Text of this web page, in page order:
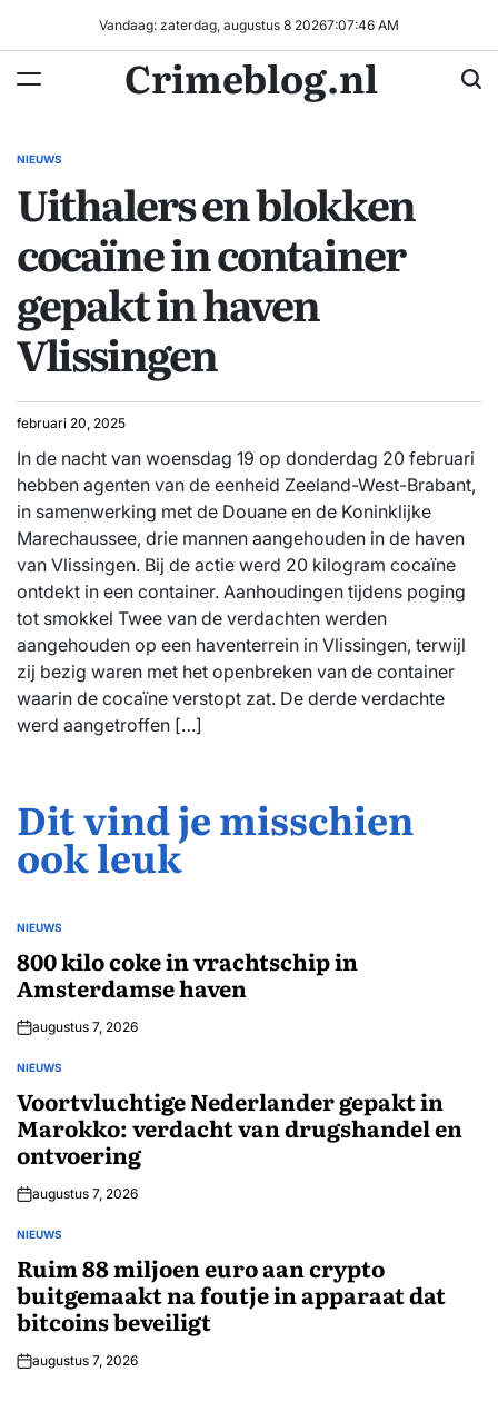
inhoud
Vandaag: zaterdag, augustus 8 20267:07:47 AM
Crimeblog.nl
GEPLAATST
NIEUWS
Uithalers en blokken
cocaïne in container
gepakt in haven
Vlissingen
februari 20, 2025
In de nacht van woensdag 19 op donderdag 20 februari
hebben agenten van de eenheid Zeeland-West-Brabant,
in samenwerking met de Douane en de Koninklijke
Marechaussee, drie mannen aangehouden in de haven
van Vlissingen. Bij de actie werd 20 kilogram cocaïne
ontdekt in een container. Aanhoudingen tijdens poging
tot smokkel Twee van de verdachten werden
aangehouden op een haventerrein in Vlissingen, terwijl
zij bezig waren met het openbreken van de container
waarin de cocaïne verstopt zat. De derde verdachte
werd aangetroffen […]
Dit vind je misschien
ook leuk
GEPLAATST
NIEUWS
800 kilo coke in vrachtschip in
Amsterdamse haven
augustus 7, 2026
GEPLAATST
NIEUWS
Voortvluchtige Nederlander gepakt in
Marokko: verdacht van drugshandel en
ontvoering
augustus 7, 2026
GEPLAATST
NIEUWS
Ruim 88 miljoen euro aan crypto
buitgemaakt na foutje in apparaat dat
bitcoins beveiligt
augustus 7, 2026